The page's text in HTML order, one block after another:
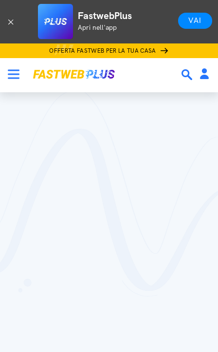
FastwebPlus
Apri nell'app
VAI
OFFERTA FASTWEB PER LA TUA CASA